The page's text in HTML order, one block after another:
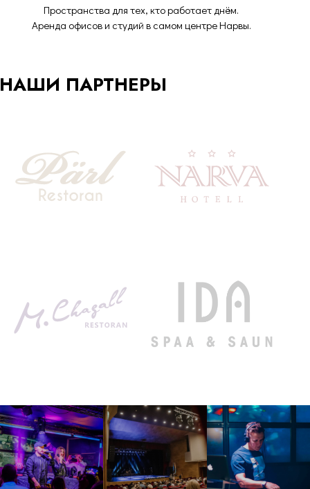
Пространства для тех, кто работает днём.
Аренда офисов и студий в самом центре Нарвы.
НАШИ ПАРТНЕРЫ